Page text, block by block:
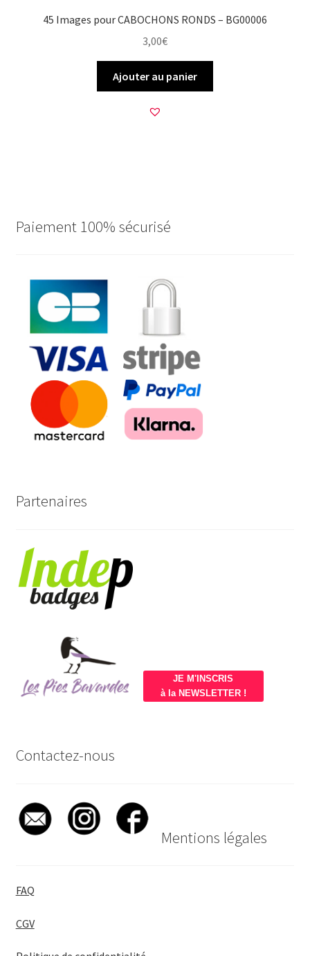
45 Images pour CABOCHONS RONDS – BG00006
3,00€
Ajouter au panier
Paiement 100% sécurisé
Partenaires
JE M'INSCRIS
à la NEWSLETTER !
Contactez-nous
Mentions légales
FAQ
CGV